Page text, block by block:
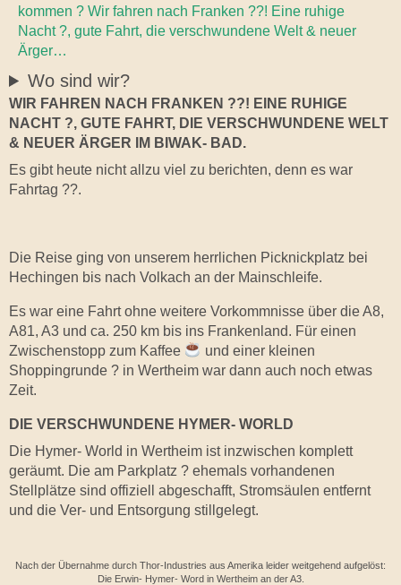
kommen ? Wir fahren nach Franken ??! Eine ruhige
Nacht ?, gute Fahrt, die verschwundene Welt & neuer
Ärger…
Wo sind wir?
WIR FAHREN NACH FRANKEN ??! EINE RUHIGE
NACHT ?, GUTE FAHRT, DIE VERSCHWUNDENE WELT
& NEUER ÄRGER IM BIWAK- BAD.
Es gibt heute nicht allzu viel zu berichten, denn es war
Fahrtag ??.
Die Reise ging von unserem herrlichen Picknickplatz bei
Hechingen bis nach Volkach an der Mainschleife.
Es war eine Fahrt ohne weitere Vorkommnisse über die A8,
A81, A3 und ca. 250 km bis ins Frankenland. Für einen
Zwischenstopp zum Kaffee
und einer kleinen
Shoppingrunde ? in Wertheim war dann auch noch etwas
Zeit.
DIE VERSCHWUNDENE HYMER- WORLD
Die Hymer- World in Wertheim ist inzwischen komplett
geräumt. Die am Parkplatz ?️ ehemals vorhandenen
Stellplätze sind offiziell abgeschafft, Stromsäulen entfernt
und die Ver- und Entsorgung stillgelegt.
Nach der Übernahme durch Thor-Industries aus Amerika leider weitgehend aufgelöst:
Die Erwin- Hymer- Word in Wertheim an der A3.